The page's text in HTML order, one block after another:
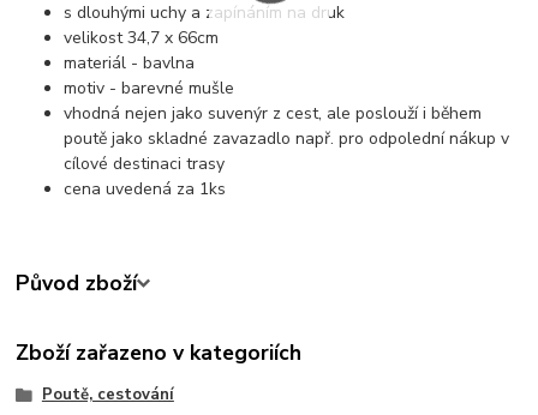
s dlouhými uchy a zapínáním na druk
velikost 34,7 x 66cm
materiál - bavlna
motiv - barevné mušle
vhodná nejen jako suvenýr z cest, ale poslouží i během
poutě jako skladné zavazadlo např. pro odpolední nákup v
cílové destinaci trasy
cena uvedená za 1ks
Původ zboží
Zboží zařazeno v kategoriích
Poutě, cestování